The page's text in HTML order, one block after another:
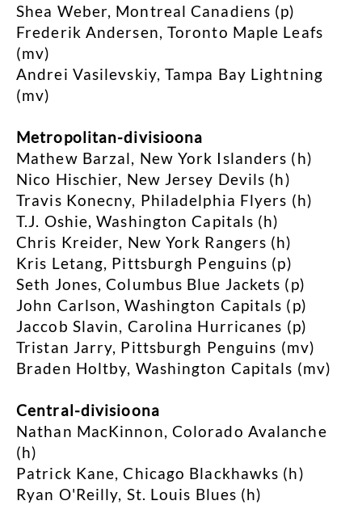
Shea Weber, Montreal Canadiens (p)
Frederik Andersen, Toronto Maple Leafs
(mv)
Andrei Vasilevskiy, Tampa Bay Lightning
(mv)
Metropolitan-divisioona
Mathew Barzal, New York Islanders (h)
Nico Hischier, New Jersey Devils (h)
Travis Konecny, Philadelphia Flyers (h)
T.J. Oshie, Washington Capitals (h)
Chris Kreider, New York Rangers (h)
Kris Letang, Pittsburgh Penguins (p)
Seth Jones, Columbus Blue Jackets (p)
John Carlson, Washington Capitals (p)
Jaccob Slavin, Carolina Hurricanes (p)
Tristan Jarry, Pittsburgh Penguins (mv)
Braden Holtby, Washington Capitals (mv)
Central-divisioona
Nathan MacKinnon, Colorado Avalanche
(h)
Patrick Kane, Chicago Blackhawks (h)
Ryan O'Reilly, St. Louis Blues (h)